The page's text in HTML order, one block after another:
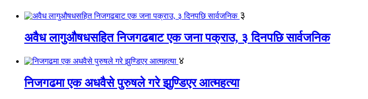
३
अवैध लागुऔषधसहित निजगढबाट एक जना पक्राउ, ३ दिनपछि सार्वजनिक
४
निजगढमा एक अधवैसे पुरुषले गरे झुण्डिएर आत्महत्या